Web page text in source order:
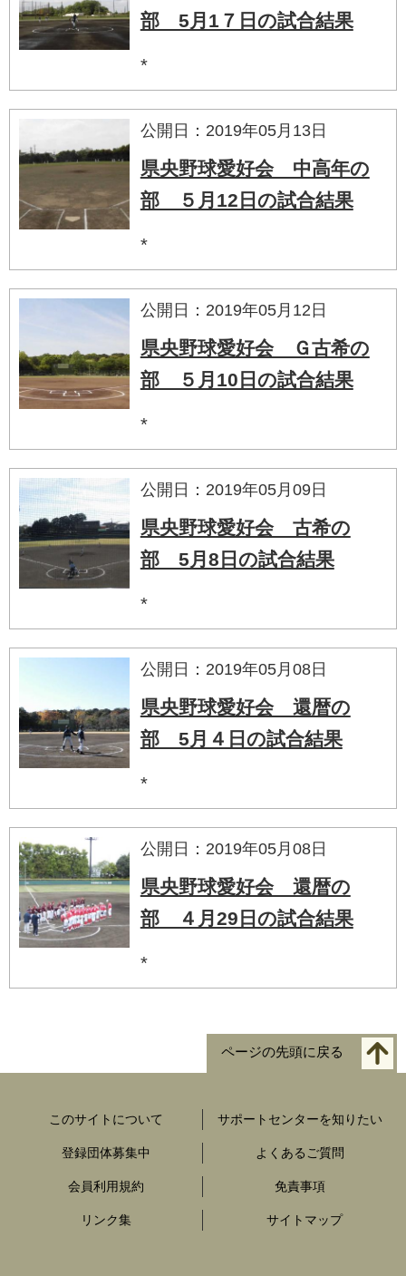
部 5月1７日の試合結果
*
公開日：2019年05月13日
県央野球愛好会 中高年の
部 ５月12日の試合結果
*
公開日：2019年05月12日
県央野球愛好会 Ｇ古希の
部 ５月10日の試合結果
*
公開日：2019年05月09日
県央野球愛好会 古希の
部 5月8日の試合結果
*
公開日：2019年05月08日
県央野球愛好会 還暦の
部 5月４日の試合結果
*
公開日：2019年05月08日
県央野球愛好会 還暦の
部 ４月29日の試合結果
*
ページの先頭に戻る
このサイトについて サポートセンターを知りたい
登録団体募集中 よくあるご質問
会員利用規約 免責事項
リンク集 サイトマップ